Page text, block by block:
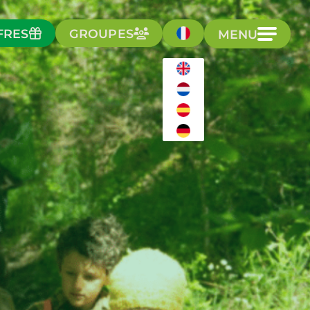
GROUPES MENU